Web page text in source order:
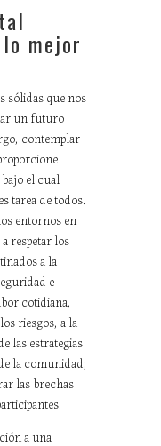
mejor
sólidas que nos
un futuro
contemplar
el cual
tarea de todos.
entornos en
respetar los
a la
e
cotidiana,
riesgos, a la
las estrategias
la comunidad;
las brechas
a una